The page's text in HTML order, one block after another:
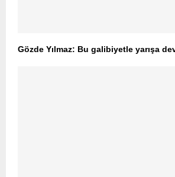
Gözde Yılmaz: Bu galibiyetle yarışa